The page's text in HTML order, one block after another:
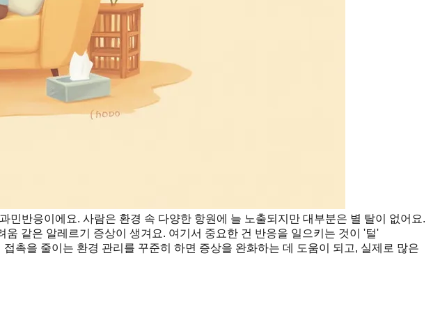
반응이에요. 사람은 환경 속 다양한 항원에 늘 노출되지만 대부분은 별 탈이 없어요.
같은 알레르기 증상이 생겨요. 여기서 중요한 건 반응을 일으키는 것이 '털'
촉을 줄이는 환경 관리를 꾸준히 하면 증상을 완화하는 데 도움이 되고, 실제로 많은